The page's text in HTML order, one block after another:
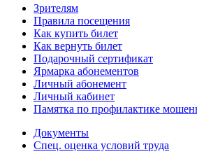
Зрителям
Правила посещения
Как купить билет
Как вернуть билет
Подарочный сертификат
Ярмарка абонементов
Личный абонемент
Личный кабинет
Памятка по профилактике
Документы
Спец. оценка условий труда